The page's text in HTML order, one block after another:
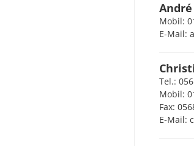
Mobil:
E-Mail:
Tel.:
Mobil:
Fax:
E-Mail: